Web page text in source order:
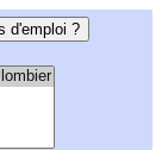
d'emploi ?